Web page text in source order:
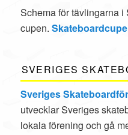
Schema för tävlingarna
cupen.
SVERIGES
Sveriges
utvecklar Sveriges
lokala förening och gå